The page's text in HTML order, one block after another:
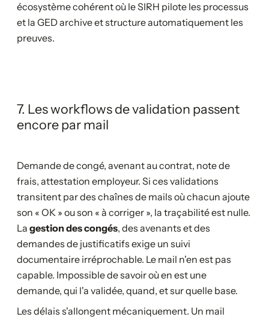
écosystème cohérent où le SIRH pilote les processus
et la GED archive et structure automatiquement les
preuves.
7. Les workflows de validation passent
encore par mail
Demande de congé, avenant au contrat, note de
frais, attestation employeur. Si ces validations
transitent par des chaînes de mails où chacun ajoute
son « OK » ou son « à corriger », la traçabilité est nulle.
La gestion des congés, des avenants et des
demandes de justificatifs exige un suivi
documentaire irréprochable. Le mail n'en est pas
capable. Impossible de savoir où en est une
demande, qui l'a validée, quand, et sur quelle base.
Les délais s'allongent mécaniquement. Un mail